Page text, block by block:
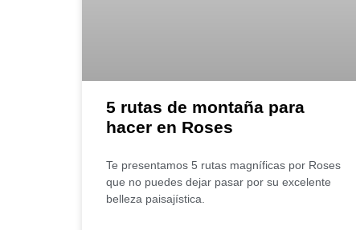
5 rutas de montaña para
hacer en Roses
Te presentamos 5 rutas magníficas por Roses
que no puedes dejar pasar por su excelente
belleza paisajística.